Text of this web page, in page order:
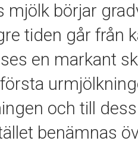
mjölk börjar
tiden går från
en markant
och till
benämnas